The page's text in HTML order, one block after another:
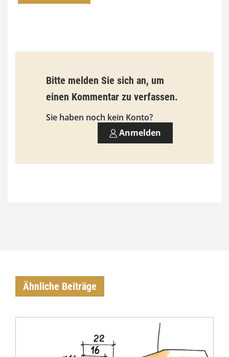
9
3
0
0
Bitte melden Sie sich an, um
einen Kommentar zu verfassen.
Sie haben noch kein Konto?
Anmelden
Ähnliche Beiträge